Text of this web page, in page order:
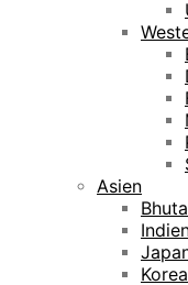
Asien
Korea